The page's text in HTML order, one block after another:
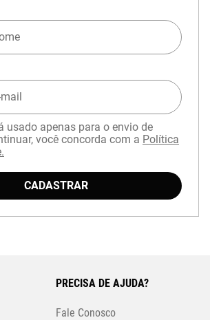
usado apenas para o envio de
você concorda com a Política
CADASTRAR
PRECISA DE AJUDA?
Fale Conosco